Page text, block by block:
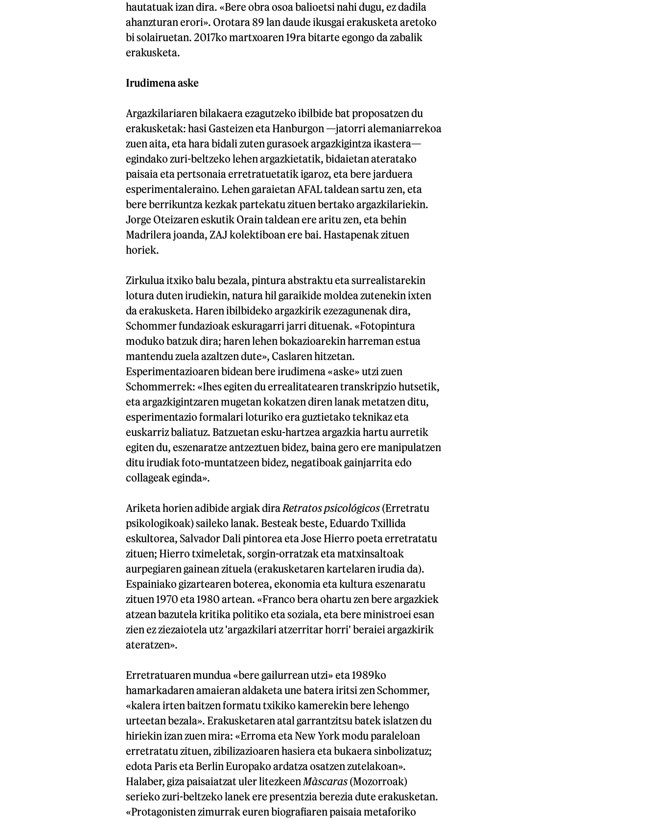
hautatuak izan dira. «Bere obra osoa balioetsi nahi dugu, ez dadila
ahanzturan erori». Orotara 89 lan daude ikusgai erakusketa aretoko
bi solairuetan. 2017ko martxoaren 19ra bitarte egongo da zabalik
erakusketa.
Irudimena aske
Argazkilariaren bilakaera ezagutzeko ibilbide bat proposatzen du
erakusketak: hasi Gasteizen eta Hanburgon —jatorri alemaniarrekoa
zuen aita, eta hara bidali zuten gurasoek argazkigintza ikastera—
egindako zuri-beltzeko lehen argazkietatik, bidaietan ateratako
paisaia eta pertsonaia erretratuetatik igaroz, eta bere jarduera
esperimentaleraino. Lehen garaietan AFAL taldean sartu zen, eta
bere berrikuntza kezkak partekatu zituen bertako argazkilariekin.
Jorge Oteizaren eskutik Orain taldean ere aritu zen, eta behin
Madrilera joanda, ZAJ kolektiboan ere bai. Hastapenak zituen
horiek.
Zirkulua itxiko balu bezala, pintura abstraktu eta surrealistarekin
lotura duten irudiekin, natura hil garaikide moldea zutenekin ixten
da erakusketa. Haren ibilbideko argazkirik ezezagunenak dira,
Schommer fundazioak eskuragarri jarri dituenak. «Fotopintura
moduko batzuk dira; haren lehen bokazioarekin harreman estua
mantendu zuela azaltzen dute», Caslaren hitzetan.
Esperimentazioaren bidean bere irudimena «aske» utzi zuen
Schommerrek: «Ihes egiten du errealitatearen transkripzio hutsetik,
eta argazkigintzaren mugetan kokatzen diren lanak metatzen ditu,
esperimentazio formalari loturiko era guztietako teknikaz eta
euskarriz baliatuz. Batzuetan esku-hartzea argazkia hartu aurretik
egiten du, eszenaratze antzeztuen bidez, baina gero ere manipulatzen
ditu irudiak foto-muntatzeen bidez, negatiboak gainjarrita edo
collageak eginda».
Ariketa horien adibide argiak dira Retratos psicológicos(Erretratu
psikologikoak) saileko lanak. Besteak beste, Eduardo Txillida
eskultorea, Salvador Dali pintorea eta Jose Hierro poeta erretratatu
zituen; Hierro tximeletak, sorgin-orratzak eta matxinsaltoak
aurpegiaren gainean zituela (erakusketaren kartelaren irudia da).
Espainiako gizartearen boterea, ekonomia eta kultura eszenaratu
zituen 1970 eta 1980 artean. «Franco bera ohartu zen bere argazkiek
atzean bazutela kritika politiko eta soziala, eta bere ministroei esan
zien ez ziezaiotela utz 'argazkilari atzerritar horri' beraiei argazkirik
ateratzen».
Erretratuaren mundua «bere gailurrean utzi» eta 1989ko
hamarkadaren amaieran aldaketa une batera iritsi zen Schommer,
«kalera irten baitzen formatu txikiko kamerekin bere lehengo
urteetan bezala». Erakusketaren atal garrantzitsu batek islatzen du
hiriekin izan zuen mira: «Erroma eta New York modu paraleloan
erretratatu zituen, zibilizazioaren hasiera eta bukaera sinbolizatuz;
edota Paris eta Berlin Europako ardatza osatzen zutelakoan».
Halaber, giza paisaiatzat uler litezkeen Màscaras(Mozorroak)
serieko zuri-beltzeko lanek ere presentzia berezia dute erakusketan.
«Protagonisten zimurrak euren biografiaren paisaia metaforiko